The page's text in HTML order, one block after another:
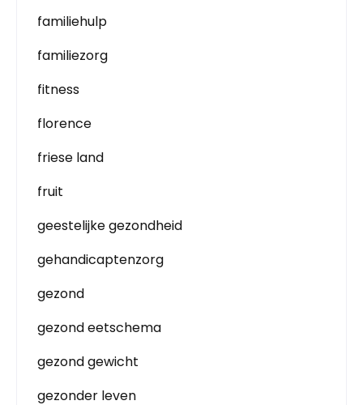
familiehulp
familiezorg
fitness
florence
friese land
fruit
geestelijke gezondheid
gehandicaptenzorg
gezond
gezond eetschema
gezond gewicht
gezonder leven